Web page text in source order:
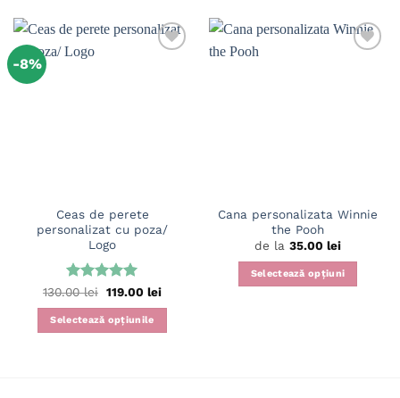
-8%
Ceas de perete
personalizat cu poza/
Logo
Evaluat la
5din 5
130.00lei Prețul
a
fost:
130.00 lei.
119.00leiPrețul
Selectează opțiunile
Cana personalizata Winnie
the Pooh
de la 35.00 lei
Selectează opțiuni